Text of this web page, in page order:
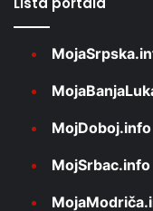
MojDoboj.info
MojSrbac.info